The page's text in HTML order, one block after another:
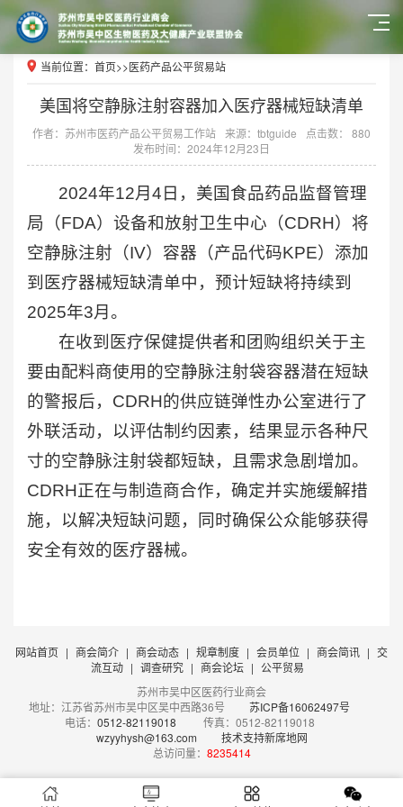
当前位置： 首页>>医药产品公平贸易站
美国将空静脉注射容器加入医疗器械短缺清单
作者：苏州市医药产品公平贸易工作站 来源：tbtguide
点击数： 880
发布时间：2024年12月23日
2024年12月4日，美国食品药品监督管理
局（FDA）设备和放射卫生中心（CDRH）将
空静脉注射（IV）容器（产品代码KPE）添加
到医疗器械短缺清单中，预计短缺将持续到
2025年3月。
在收到医疗保健提供者和团购组织关于主
要由配料商使用的空静脉注射袋容器潜在短缺
的警报后，CDRH的供应链弹性办公室进行了
外联活动，以评估制约因素，结果显示各种尺
寸的空静脉注射袋都短缺，且需求急剧增加。
CDRH正在与制造商合作，确定并实施缓解措
施，以解决短缺问题，同时确保公众能够获得
安全有效的医疗器械。
网站首页 | 商会简介 | 商会动态 | 规章制度 | 会员单位 | 商会简讯 | 交
流互动 | 调查研究 | 商会论坛 | 公平贸易
苏州市吴中区医药行业商会
地址：江苏省苏州市吴中区吴中西路36号
苏ICP备16062497号
电话： 0512-82119018 传真：0512-82119018
wzyyhysh@163.com
技术支持新席地网
总访问量： 8235414